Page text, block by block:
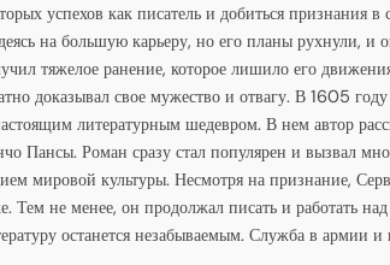
успехов как писатель и добиться признания
на большую карьеру, но его планы рухнули, и
тяжелое ранение, которое лишило его
доказывал свое мужество и отвагу. В 1605
литературным шедевром. В нем автор
Пансы. Роман сразу стал популярен и вызвал
мировой культуры. Несмотря на признание,
Тем не менее, он продолжал писать и работать
останется незабываемым. Служба в армии и